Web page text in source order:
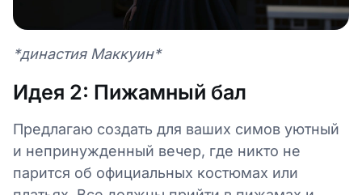
*династия Маккуин*
Идея 2: Пижамный бал
Предлагаю создать для ваших симов уютный
и непринужденный вечер, где никто не
парится об официальных костюмах или